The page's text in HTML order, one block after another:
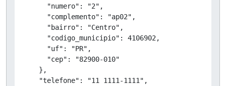
      "numero": "2",
      "complemento": "ap02",
      "bairro": "Centro",
      "codigo_municipio": 4106902,
      "uf": "PR",
      "cep": "82900-010"
    },
    "telefone": "11 1111-1111",